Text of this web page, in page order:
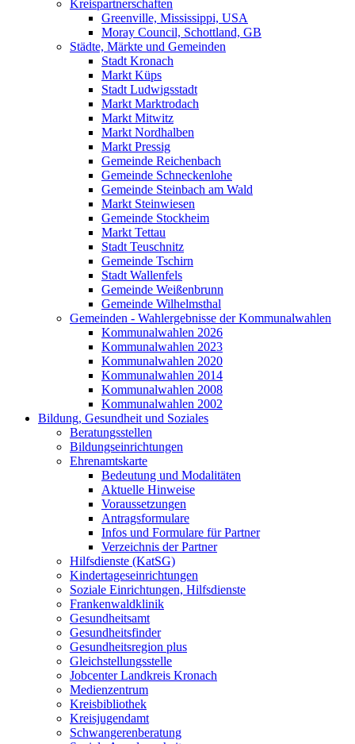
Kreispartnerschaften
Greenville, Mississippi, USA
Moray Council, Schottland, GB
Städte, Märkte und Gemeinden
Stadt Kronach
Markt Küps
Stadt Ludwigsstadt
Markt Marktrodach
Markt Mitwitz
Markt Nordhalben
Markt Pressig
Gemeinde Reichenbach
Gemeinde Schneckenlohe
Gemeinde Steinbach am Wald
Markt Steinwiesen
Gemeinde Stockheim
Markt Tettau
Stadt Teuschnitz
Gemeinde Tschirn
Stadt Wallenfels
Gemeinde Weißenbrunn
Gemeinde Wilhelmsthal
Gemeinden - Wahlergebnisse der Kommunalwahlen
Kommunalwahlen 2026
Kommunalwahlen 2023
Kommunalwahlen 2020
Kommunalwahlen 2014
Kommunalwahlen 2008
Kommunalwahlen 2002
Bildung, Gesundheit und Soziales
Beratungsstellen
Bildungseinrichtungen
Ehrenamtskarte
Bedeutung und Modalitäten
Aktuelle Hinweise
Voraussetzungen
Antragsformulare
Infos und Formulare für Partner
Verzeichnis der Partner
Hilfsdienste (KatSG)
Kindertageseinrichtungen
Soziale Einrichtungen, Hilfsdienste
Frankenwaldklinik
Gesundheitsamt
Gesundheitsfinder
Gesundheitsregion plus
Gleichstellungsstelle
Jobcenter Landkreis Kronach
Medienzentrum
Kreisbibliothek
Kreisjugendamt
Schwangerenberatung